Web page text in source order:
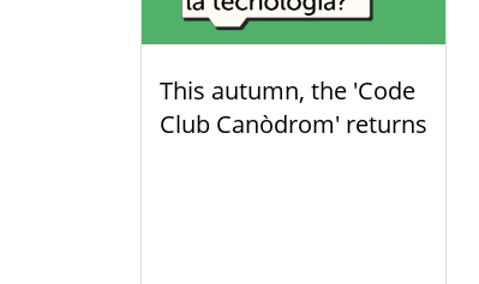
This autumn, the 'Code
Club Canòdrom' returns